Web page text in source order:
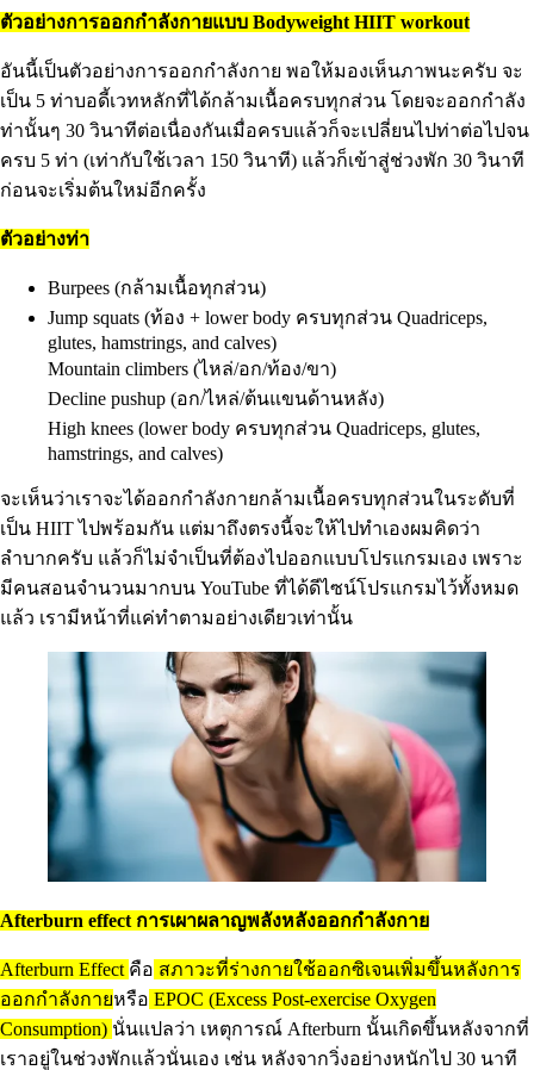
ตัวอย่างการออกกำลังกายแบบ Bodyweight HIIT workout
อันนี้เป็นตัวอย่างการออกกำลังกาย พอให้มองเห็นภาพนะครับ จะ
เป็น 5 ท่าบอดี้เวทหลักที่ได้กล้ามเนื้อครบทุกส่วน โดยจะออกกำลัง
ท่านั้นๆ 30 วินาทีต่อเนื่องกันเมื่อครบแล้วก็จะเปลี่ยนไปท่าต่อไปจน
ครบ 5 ท่า (เท่ากับใช้เวลา 150 วินาที) แล้วก็เข้าสู่ช่วงพัก 30 วินาที
ก่อนจะเริ่มต้นใหม่อีกครั้ง
ตัวอย่างท่า
Burpees (กล้ามเนื้อทุกส่วน)
Jump squats (ท้อง + lower body ครบทุกส่วน Quadriceps,
glutes, hamstrings, and calves)
Mountain climbers (ไหล่/อก/ท้อง/ขา)
Decline pushup (อก/ไหล่/ต้นแขนด้านหลัง)
High knees (lower body ครบทุกส่วน Quadriceps, glutes,
hamstrings, and calves)
จะเห็นว่าเราจะได้ออกกำลังกายกล้ามเนื้อครบทุกส่วนในระดับที่
เป็น HIIT ไปพร้อมกัน แต่มาถึงตรงนี้จะให้ไปทำเองผมคิดว่า
ลำบากครับ แล้วก็ไม่จำเป็นที่ต้องไปออกแบบโปรแกรมเอง เพราะ
มีคนสอนจำนวนมากบน YouTube ที่ได้ดีไซน์โปรแกรมไว้ทั้งหมด
แล้ว เรามีหน้าที่แค่ทำตามอย่างเดียวเท่านั้น
Afterburn effect การเผาผลาญพลังหลังออกกำลังกาย
Afterburn Effect คือ สภาวะที่ร่างกายใช้ออกซิเจนเพิ่มขึ้นหลังการ
ออกกำลังกายหรือ EPOC (Excess Post-exercise Oxygen
Consumption) นั่นแปลว่า เหตุการณ์ Afterburn นั้นเกิดขึ้นหลังจากที่
เราอยู่ในช่วงพักแล้วนั่นเอง เช่น หลังจากวิ่งอย่างหนักไป 30 นาที